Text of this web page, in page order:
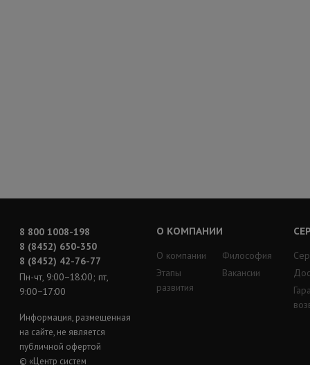
8 800 1008-198
8 (8452) 650-350
8 (8452) 42-76-77
Пн-чт, 9:00−18:00; пт,
9:00−17:00
Информация, размещенная
на сайте, не является
публичной офертой
© «Центр систем
О КОМПАНИИ
О компании
Этапы
развития
Философия
Вакансии